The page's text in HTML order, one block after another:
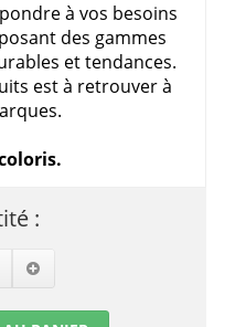
à vos besoins
des gammes
et tendances.
est à retrouver à
: